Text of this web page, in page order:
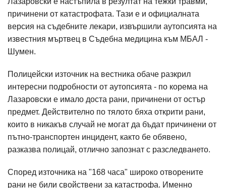
причинени от катастрофата. Тази е и официалната
версия на съдебните лекари, извършили аутопсията на
известния мъртвец в Съдебна медицина към МБАЛ -
Шумен.
Полицейски източник на вестника обаче разкрил
интересни подробности от аутопсията - по корема на
Лазаровски е имало доста рани, причинени от остър
предмет. Действително по тялото бяха открити рани,
които в никакъв случай не могат да бъдат причинени от
пътно-транспортен инцидент, както бе обявено,
разказва полицай, отлично запознат с разследването.
Според източника на "168 часа" широко отворените
рани не били свойствени за катастрофа. Именно